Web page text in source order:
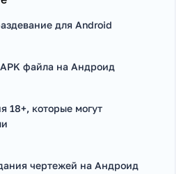
для Android
файла на Андроид
18+, которые могут
чертежей на Андроид